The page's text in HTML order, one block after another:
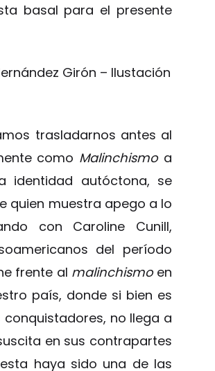
basal para el presente
Girón – Ilustación
trasladarnos antes al
como Malinchismoa
autóctona, se
quien muestra apego a lo
con Caroline Cunill,
del período
frente al malinchismo en
país, donde si bien es
no llega a
en sus contrapartes
haya sido una de las